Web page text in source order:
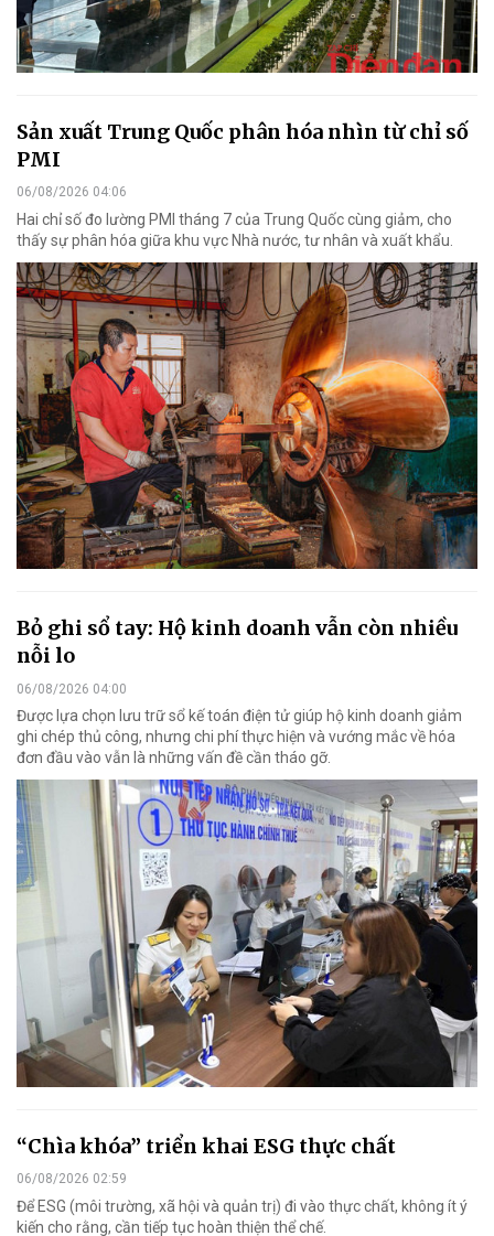
Sản xuất Trung Quốc phân hóa nhìn từ chỉ số
PMI
06/08/2026 04:06
Hai chỉ số đo lường PMI tháng 7 của Trung Quốc cùng giảm, cho
thấy sự phân hóa giữa khu vực Nhà nước, tư nhân và xuất khẩu.
Bỏ ghi sổ tay: Hộ kinh doanh vẫn còn nhiều
nỗi lo
06/08/2026 04:00
Được lựa chọn lưu trữ sổ kế toán điện tử giúp hộ kinh doanh giảm
ghi chép thủ công, nhưng chi phí thực hiện và vướng mắc về hóa
đơn đầu vào vẫn là những vấn đề cần tháo gỡ.
“Chìa khóa” triển khai ESG thực chất
06/08/2026 02:59
Để ESG (môi trường, xã hội và quản trị) đi vào thực chất, không ít ý
kiến cho rằng, cần tiếp tục hoàn thiện thể chế.